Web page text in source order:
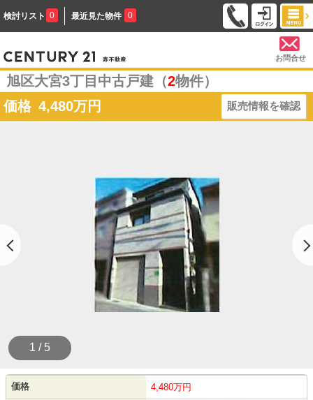
検討リスト 0 最近見た物件 0
お問合せ
旭区大宮3丁目中古戸建（2物件）
価格 4,480万円 販売情報を確認
1 / 5
価格 4,480万円